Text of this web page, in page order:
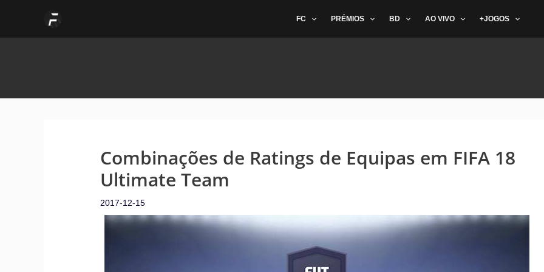
FC PRÉMIOS BD AO VIVO +JOGOS
Combinações de Ratings de Equipas em FIFA 18
Ultimate Team
2017-12-15